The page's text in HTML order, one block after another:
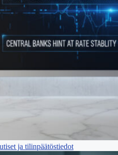
ja tilinpäätöstiedot